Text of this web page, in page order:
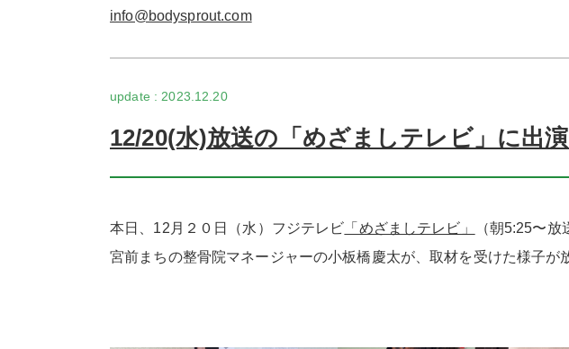
info@bodysprout.com
2023.12.20
12/20(水)放送の「めざましテレビ」に出
本日、12月２０日（水）フジテレビ 「めざましテレビ」
（朝5:25〜放
宮前まちの整骨院マネージャーの小板橋慶太が、取材を受けた様子が